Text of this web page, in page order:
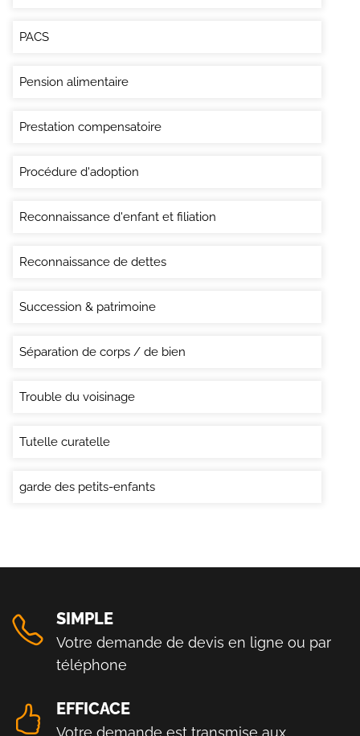
PACS
Pension alimentaire
Prestation compensatoire
Procédure d'adoption
Reconnaissance d'enfant et filiation
Reconnaissance de dettes
Succession & patrimoine
Séparation de corps / de bien
Trouble du voisinage
Tutelle curatelle
garde des petits-enfants
SIMPLE
Votre demande de devis en ligne ou par
téléphone
EFFICACE
Votre demande est transmise aux